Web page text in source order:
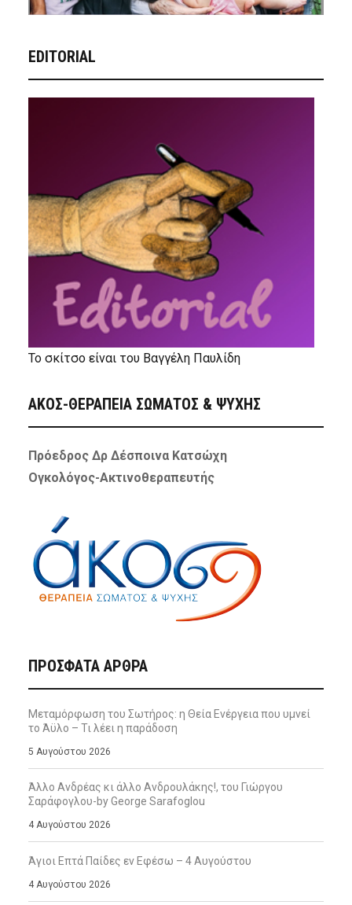
EDITORIAL
Το σκίτσο είναι του Βαγγέλη Παυλίδη
ΑΚΟΣ-ΘΕΡΑΠΕΙΑ ΣΩΜΑΤΟΣ & ΨΥΧΗΣ
Πρόεδρος Δρ Δέσποινα Κατσώχη
Ογκολόγος-Ακτινοθεραπευτής
ΠΡΌΣΦΑΤΑ ΆΡΘΡΑ
Μεταμόρφωση του Σωτήρος: η Θεία Ενέργεια που υμνεί
το Άϋλο – Τι λέει η παράδοση
5 Αυγούστου 2026
Άλλο Ανδρέας κι άλλο Ανδρουλάκης!, του Γιώργου
Σαράφογλου-by George Sarafoglou
4 Αυγούστου 2026
Άγιοι Επτά Παίδες εν Εφέσω – 4 Αυγούστου
4 Αυγούστου 2026